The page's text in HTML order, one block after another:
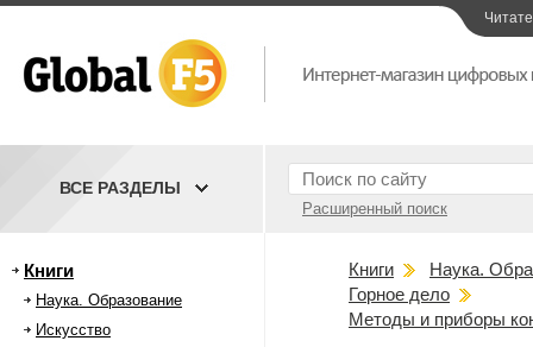
Расширенный поиск
ВСЕ РАЗДЕЛЫ
Книги
Наука. Образование
Искусство
Книги
Наука.
Горное дело
Методы и приборы